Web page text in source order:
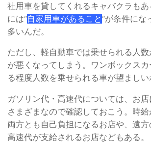
社用車を貸してくれるキャバクラも
には”自家用車があること ”が条件にな
多いんだ。
ただし、軽自動車では乗せられる人
が悪くなってしまう。 ワンボックス
る程度人数を乗せられる車が望ましい
ガソリン代・高速代については、お
さまざまなので確認しておこう。 時
両方とも自己負担になるお店や、遠
高速代が支給されるお店などもある。